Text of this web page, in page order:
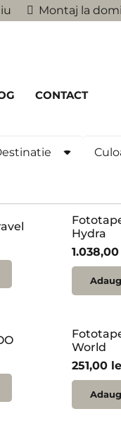
Montaj la
CONTACT
Hydra
1.038,00
World
251,00